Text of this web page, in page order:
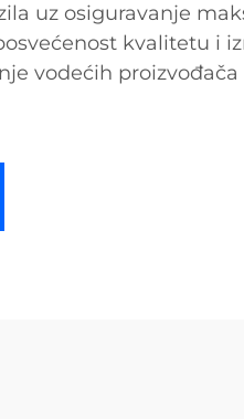
uz osiguravanje
kvalitetu i
vodećih proizvođača